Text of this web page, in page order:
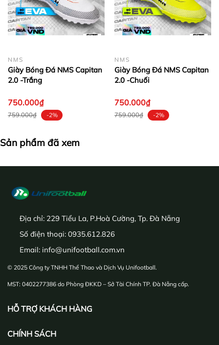
NMS
Giày Bóng Đá NMS Capitan
2.0 -Trắng
750.000₫
759.000₫ -2%
NMS
Giày Bóng Đá NMS Capitan
2.0 -Chuối
750.000₫
759.000₫ -2%
Sản phẩm đã xem
Địa chỉ: 229 Tiểu La, P.Hoà Cường, Tp. Đà Nẵng
Số điện thoại: 0935.612.826
Email: info@unifootball.com.vn
© 2025 Công ty TNHH Thể Thao và Dịch Vụ Unifootball.
MST: 0402277386 do Phòng ĐKKD – Sở Tài Chính TP. Đà Nẵng cấp.
HỖ TRỢ KHÁCH HÀNG
CHÍNH SÁCH